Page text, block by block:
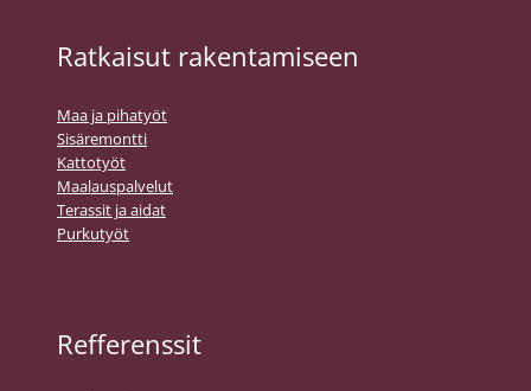
Ratkaisut rakentamiseen
Maa ja pihatyöt
Sisäremontti
Kattotyöt
Maalauspalvelut
Terassit ja aidat
Purkutyöt
Refferenssit